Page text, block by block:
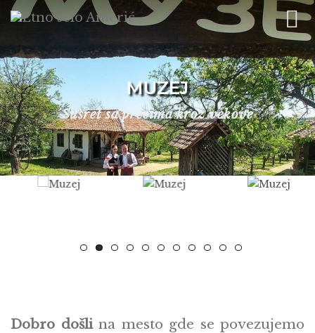
MUZEJ
Susret sa precima kroz vekove
Dobro došli na mesto gde se povezujemo